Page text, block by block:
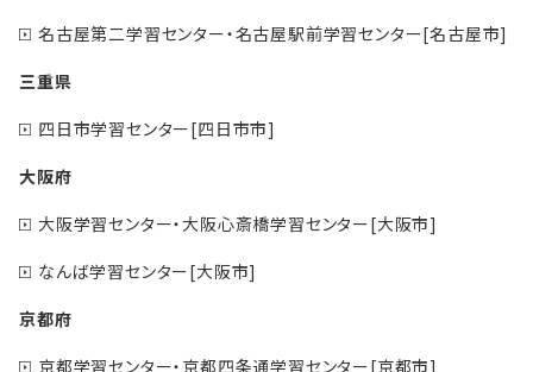
名古屋第二学習センター・名古屋駅前学習センター[名古屋市]
三重県
四日市学習センター[四日市市]
大阪府
大阪学習センター・大阪心斎橋学習センター[大阪市]
なんば学習センター[大阪市]
京都府
京都学習センター・京都四条通学習センター[京都市]